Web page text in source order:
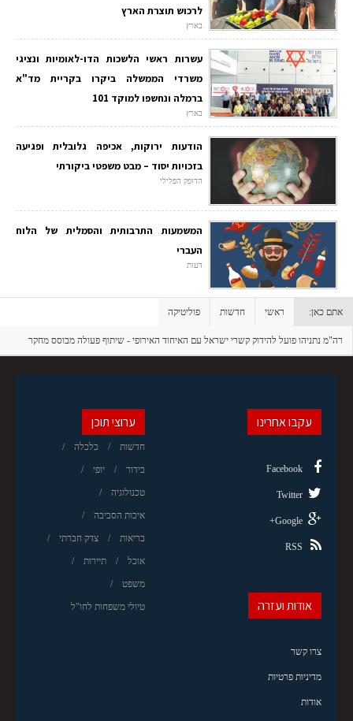
לרכוש תוצרת הארץ
בארץ
עשרות ראשי הלשכות הדו-לאומיות ונציגי
משרדי הממשלה ביקרו בקריית מד"א
ברמלה ונחשפו למוקד 101
בארץ
הודעות ירוקות, אכיפה גלובלית ופגיעה
בזכויות יסוד – מבט משפטי ביקורתי
הדופק הפלילי
המשמעות התרבותית והסמלית של הלוח
העברי
דעות
אתם כאן: ראשי חדשות פוליטיקה
רה"מ נתניהו פועל להידוק קשרי ישראל עם האיחוד האירופי - שיתוף פעולה מבוסס מחקר
ערוצי תוכן
חדשות כלכלה
בידור יופי
טכנולוגיה
איכות הסביבה
בריאות צדק חברתי
אוכל תיירות
משפט
טיולי משפחות לחו"ל
עקבו אחרינו
Facebook
Twitter
Google+
RSS
אודות ועזרה
צרו קשר
מדיניות פרטיות
אודות